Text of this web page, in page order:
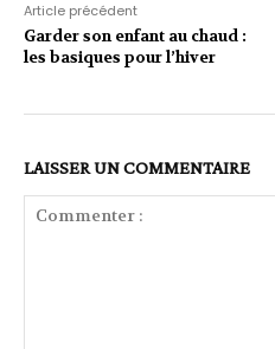
Article précédent
Garder son enfant au chaud :
les basiques pour l’hiver
LAISSER UN COMMENTAIRE